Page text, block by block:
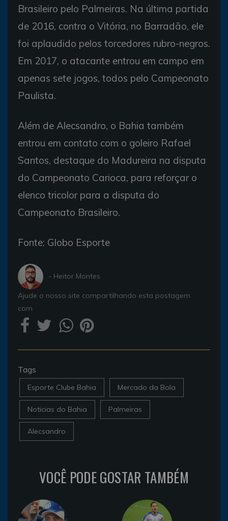
Brasileiro pelo Palmeiras. Na última partida
de 2016, contra o Vitória, no Barradão, ele
foi aplaudido pelos torcedores rubro-negros.
Em 2017, o atacante entrou em campo em
apenas sete jogos, todos pelo Campeonato
Paulista.
Além de Alecsandro, o Bahia também
entrou em contato com o goleiro Rafael
Santos, destaque do Madureira na disputa
do Campeonato Carioca, para reforçar o
elenco tricolor para a disputa do
Campeonato Brasileiro.
Fonte: Globo Esporte
- Heitor Montes
Ajude o nosso site compartilhando esta postagem
com
Tags
Esporte Clube Bahia Mercado da Bola
Noticias do Bahia Palmeiras
Alecsandro
VOCÊ PODE GOSTAR TAMBÉM